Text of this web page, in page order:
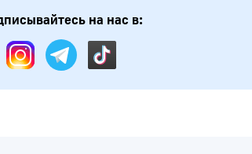
на нас в: